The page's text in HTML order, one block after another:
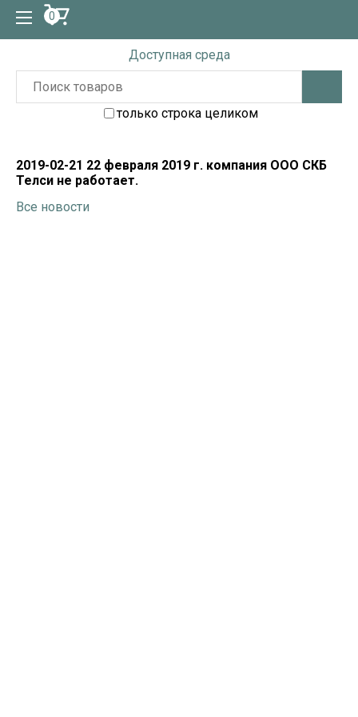
0
Доступная среда
только строка целиком
2019-02-21 22 февраля 2019 г. компания ООО СКБ
Телси не работает.
Все новости